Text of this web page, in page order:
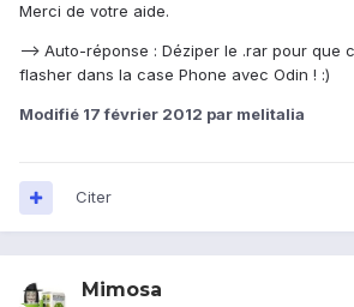
Merci de votre aide.
--> Auto-réponse : Déziper le .rar pour que
flasher dans la case Phone avec Odin ! :)
Modifié 17 février 2012 par melitalia
Citer
Mimosa